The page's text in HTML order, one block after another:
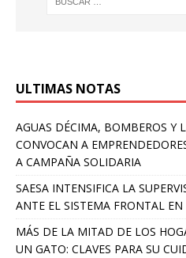
ULTIMAS NOTAS
AGUAS DÉCIMA, BOMBEROS Y
CONVOCAN A
A CAMPAÑA SOLIDARIA
SAESA INTENSIFICA LA
ANTE EL SISTEMA FRONTAL EN
MÁS DE LA MITAD DE LOS
UN GATO: CLAVES PARA SU